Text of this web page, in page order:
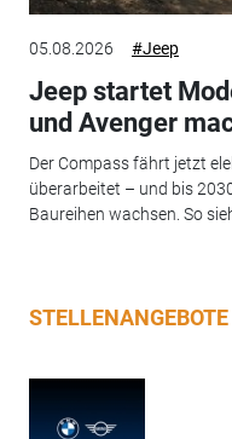
05.08.2026 #Jeep
Jeep startet
und Avenger
Der Compass fährt jetzt
überarbeitet – und bis
Baureihen wachsen. So
STELLENANGEBOTE